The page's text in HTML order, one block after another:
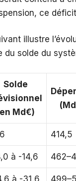
ce
illustre
du solde du
Solde
Md€)
414,5
à -14,6
à -31,6